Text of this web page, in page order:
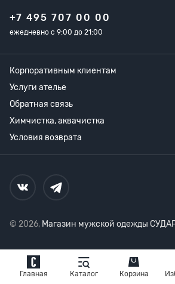
Главная Каталог Корзина
+7 495 707 00 00
ежедневно с 9:00 до 21:00
Корпоративным клиентам
Услуги ателье
Обратная связь
Химчистка, аквачистка
Условия возврата
© 2026, Магазин мужской одежды